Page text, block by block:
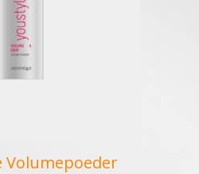
Volumepoeder